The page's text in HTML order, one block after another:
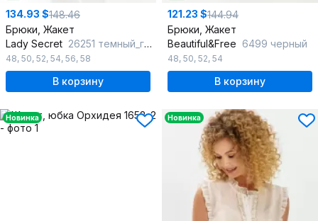
134.93 $148.46
Брюки, Жакет
Lady Secret 26251 темный_графит
48, 50, 52, 54, 56, 58
В корзину
121.23 $144.94
Брюки, Жакет
Beautiful&Free 6499 черный
48, 50, 52, 54
В корзину
Новинка Новинка